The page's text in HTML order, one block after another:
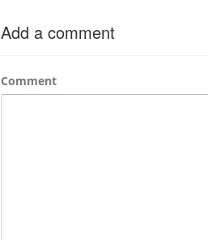
Add a comment
Comment